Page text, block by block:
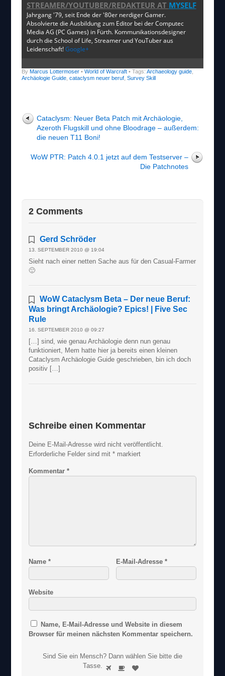
STREAMER/YOUTUBER/REDAKTEUR AT MYSELF
Jahrgang '79, seit Ende der '80er nerdiger Gamer.
Absolvierte die Ausbildung zum Editor bei der Computec
Media AG (PC Games) in Fürth. Kommunikationsdesigner
durch die School of Life, Streamer und YouTuber aus
Leidenschaft!Google+
By Marcus Lottermoser• World of Warcraft • Tags: Archaeology guide,
Archäologie Guide, cataclysm neuer beruf, Survey Skill
Cataclysm: Neuer Beta Patch mit Archäologie,
Azeroth Flugskill und ohne Bloodrage – außerdem:
die neuen T11 Boni!
WoW PTR: Patch 4.0.1 jetzt auf dem Testserver –
Die Patchnotes
2 Comments
Gerd Schröder
13. SEPTEMBER 2010 @ 19:04
Sieht nach einer netten Sache aus für den Casual-Farmer
🙂
WoW Cataclysm Beta – Der neue Beruf:
Was bringt Archäologie? Epics! | Five Sec
Rule
16. SEPTEMBER 2010 @ 09:27
[…] sind, wie genau Archäologie denn nun genau
funktioniert, Mem hatte hier ja bereits einen kleinen
Cataclysm Archäologie Guide geschrieben, bin ich doch
positiv […]
Schreibe einen Kommentar
Deine E-Mail-Adresse wird nicht veröffentlicht.
Erforderliche Felder sind mit* markiert
Kommentar*
Name* E-Mail-Adresse *
Website
Name, E-Mail-Adresse und Website in diesem
Browser für meinen nächsten Kommentar speichern.
Sind Sie ein Mensch? Dann wählen Sie bitte die
Tasse. S